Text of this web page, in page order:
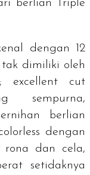
berlian
Triple
dengan 12
dimiliki oleh
excellent cut
sempurna,
berlian
dengan
rona dan cela,
setidaknya